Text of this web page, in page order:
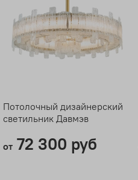
Потолочный дизайнерский
светильник Давмэв
от72 300 руб